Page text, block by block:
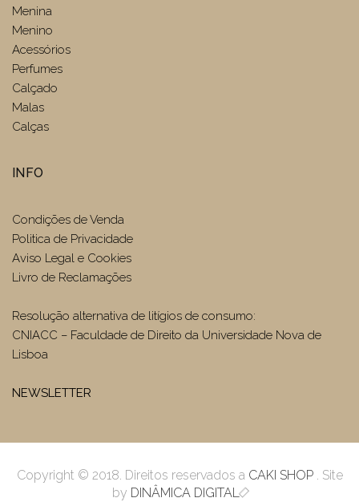
Menina
Menino
Acessórios
Perfumes
Calçado
Malas
Calças
INFO
Condições de Venda
Politica de Privacidade
Aviso Legal e Cookies
Livro de Reclamações
Resolução alternativa de litígios de consumo:
CNIACC – Faculdade de Direito da Universidade Nova de
Lisboa
NEWSLETTER
Copyright © 2018. Direitos reservados a CAKI SHOP. Site
by DINÂMICA DIGITAL